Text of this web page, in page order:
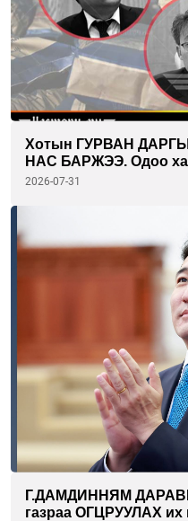
Хотын ГУРВАН
НАС БАРЖЭЭ. Одоо
2026-07-31
Г.ДАМДИННЯМ
газраа ОГЦРУУЛАХ